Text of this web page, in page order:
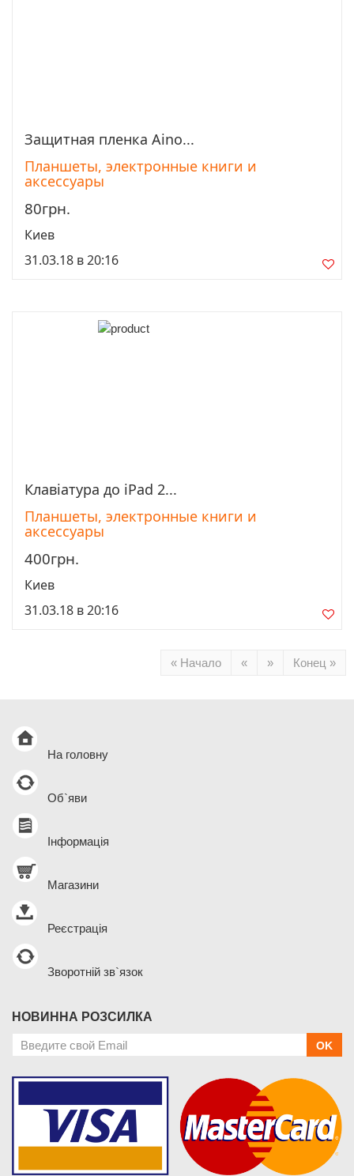
Просмотреть
Защитная пленка Aino...
Планшеты, электронные книги и
аксессуары
80грн.
Киев
31.03.18 в 20:16
Просмотреть
Клавіатура до iPad 2...
Планшеты, электронные книги и
аксессуары
400грн.
Киев
31.03.18 в 20:16
« Начало « » Конец »
На головну
Об`яви
Інформація
Магазини
Реєстрація
Зворотній зв`язок
НОВИННА РОЗСИЛКА
OK